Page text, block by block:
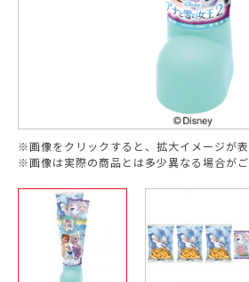
※画像をクリックすると、拡大イメージが表
※画像は実際の商品とは多少異なる場合がご